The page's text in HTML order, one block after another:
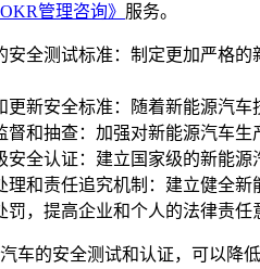
OKR管理咨询》 服务。
安全测试标准：制定更加严格
更新安全标准：随着新能源汽
督和抽查：加强对新能源汽车
安全认证：建立国家级的新能
理和责任追究机制：建立健全
罚，提高企业和个人的法律责任
车的安全测试和认证，可以降